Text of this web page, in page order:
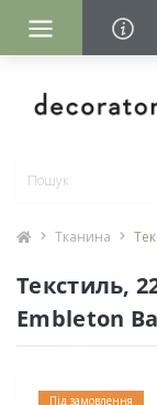
Тканина
Текстиль,
Embleton
Під замовлення